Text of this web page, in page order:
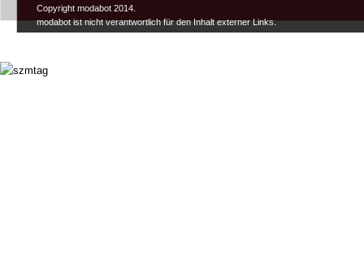
Copyright modabot 2014.
modabot ist nicht verantwortlich für den Inhalt externer Links.